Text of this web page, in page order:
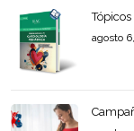
agosto